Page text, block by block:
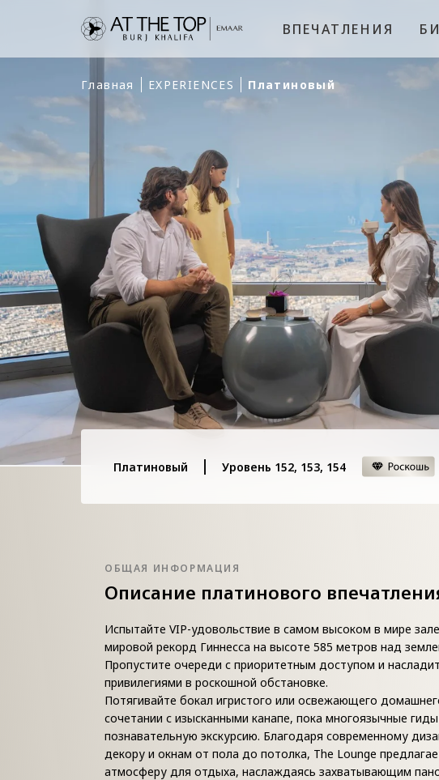
ВПЕЧАТЛЕНИЯ
Главная EXPERIENCES Платиновый
Платиновый Уровень 152, 153, 154
ОБЩАЯ ИНФОРМАЦИЯ
Описание платинового
Испытайте VIP-удовольствие в самом высоком в мире
мировой рекорд Гиннесса на высоте 585 метров над
Пропустите очереди с приоритетным доступом и
привилегиями в роскошной обстановке.
Потягивайте бокал игристого или освежающего
сочетании с изысканными канапе, пока многоязычные
познавательную экскурсию. Благодаря современному
декору и окнам от пола до потолка, The Lounge
атмосферу для отдыха, наслаждаясь захватывающим